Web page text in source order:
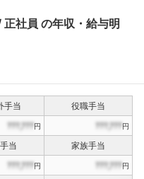
正社員 の年収・給与明
手当
役職手当
???,???円 ???,???円
当
家族手当
???,???円 ???,???円